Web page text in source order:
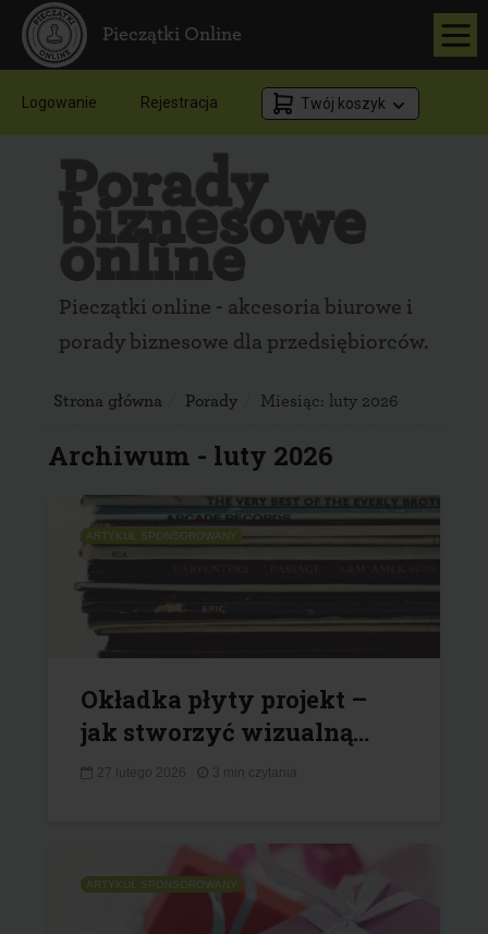
Pieczątki Online
Logowanie Rejestracja Twój koszyk
Porady
biznesowe
online
Pieczątki online - akcesoria biurowe i
porady biznesowe dla przedsiębiorców.
Strona główna Porady Miesiąc: luty 2026
Archiwum - luty 2026
ARTYKUŁ SPONSOROWANY
Okładka płyty projekt –
jak stworzyć wizualną...
27 lutego 2026 3 min czytania
ARTYKUŁ SPONSOROWANY